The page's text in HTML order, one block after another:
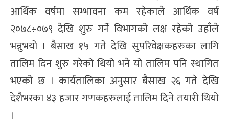
आर्थिक वर्षमा सम्भावना कम रहेकाले आर्थिक वर्ष
२०७८÷०७९ देखि शुरु गर्ने विभागको लक्ष रहेको उहाँले
भन्नुभयो । बैसाख १५ गते देखि सुपरिवेक्षकहरुका लागि
तालिम दिन शुरु गरेको थियो भने यो तालिम पनि स्थागित
भएको छ । कार्यतालिका अनुसार बैसाख २६ गते देखि
देशैभरका ४३ हजार गणकहरुलाई तालिम दिने तयारी थियो
।